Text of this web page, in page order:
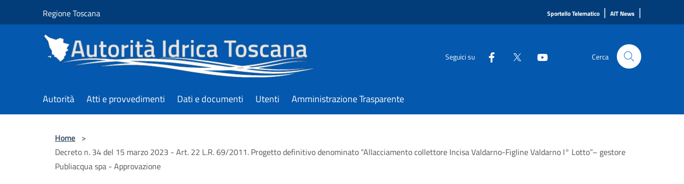
Regione Toscana Sportello Telematico | AIT News |
Seguici su Cerca
Autorità Atti e provvedimenti Dati e documenti Utenti Amministrazione Trasparente
Home >
Decreto n. 34 del 15 marzo 2023 - Art. 22 L.R. 69/2011. Progetto definitivo denominato “Allacciamento collettore Incisa Valdarno-Figline Valdarno I° Lotto”– gestore
Publiacqua spa - Approvazione